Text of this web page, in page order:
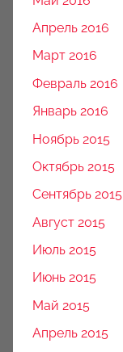
Апрель 2016
Март 2016
Февраль 2016
Январь 2016
Ноябрь 2015
Октябрь 2015
Сентябрь 2015
Август 2015
Июль 2015
Июнь 2015
Май 2015
Апрель 2015